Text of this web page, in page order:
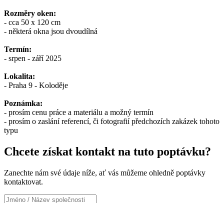
Rozměry oken:
- cca 50 x 120 cm
- některá okna jsou dvoudílná
Termín:
- srpen - září 2025
Lokalita:
- Praha 9 - Koloděje
Poznámka:
- prosím cenu práce a materiálu a možný termín
- prosím o zaslání referencí, či fotografií předchozích zakázek tohoto
typu
Chcete získat kontakt na tuto poptávku?
Zanechte nám své údaje níže, ať vás můžeme ohledně poptávky
kontaktovat.